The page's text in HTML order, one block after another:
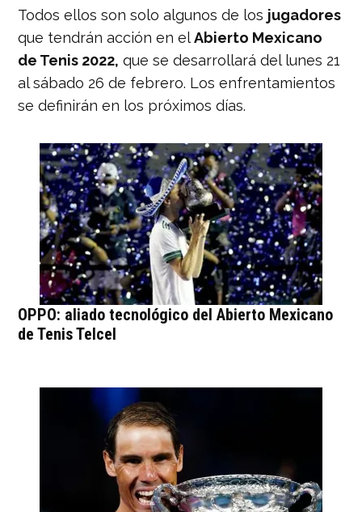
Todos ellos son solo algunos de los jugadores
que tendrán acción en elAbierto Mexicano
de Tenis 2022, que se desarrollará del lunes 21
al sábado 26 de febrero. Los enfrentamientos
se definirán en los próximos días.
OPPO: aliado tecnológico del Abierto Mexicano
de Tenis Telcel